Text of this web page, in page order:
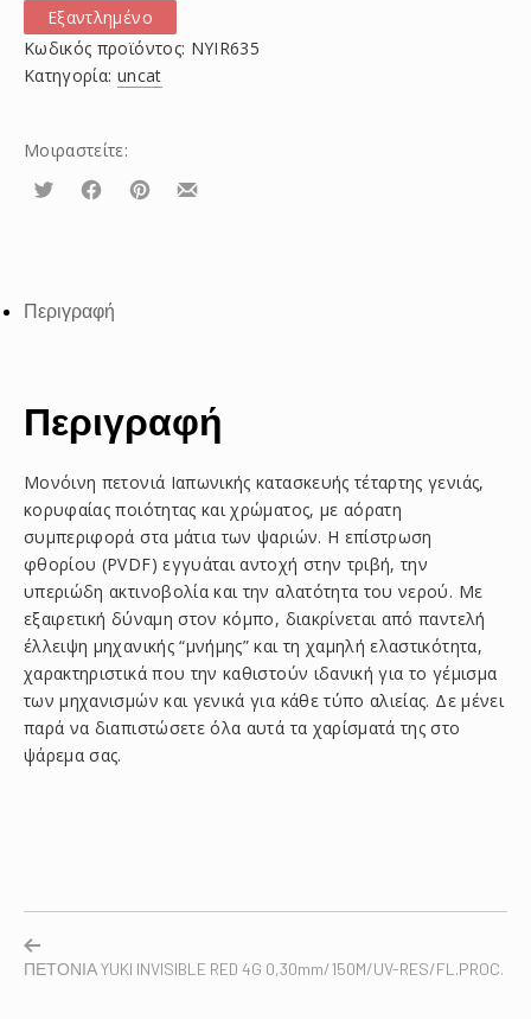
Εξαντλημένο
Κωδικός προϊόντος: NYIR635
Κατηγορία: uncat
Μοιραστείτε:
Τουίτα ΜοιραστείτεΜοιραστείτεΜοιραστείτε
Περιγραφή
Περιγραφή
Μονόινη πετονιά Ιαπωνικής κατασκευής τέταρτης γενιάς,
κορυφαίας ποιότητας και χρώματος, με αόρατη
συμπεριφορά στα μάτια των ψαριών. Η επίστρωση
φθορίου (PVDF) εγγυάται αντοχή στην τριβή, την
υπεριώδη ακτινοβολία και την αλατότητα του νερού. Με
εξαιρετική δύναμη στον κόμπο, διακρίνεται από παντελή
έλλειψη μηχανικής “μνήμης” και τη χαμηλή ελαστικότητα,
χαρακτηριστικά που την καθιστούν ιδανική για το γέμισμα
των μηχανισμών και γενικά για κάθε τύπο αλιείας. Δε μένει
παρά να διαπιστώσετε όλα αυτά τα χαρίσματά της στο
ψάρεμα σας.
ΠΕΤΟΝΙΑ YUKI INVISIBLE RED 4G 0,30mm/150M/UV-RES/FL.PROC.